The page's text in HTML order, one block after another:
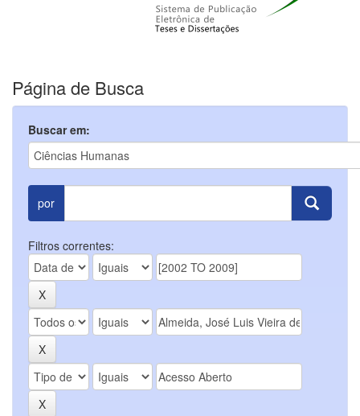
Página de Busca
Buscar em:
por
Filtros correntes: